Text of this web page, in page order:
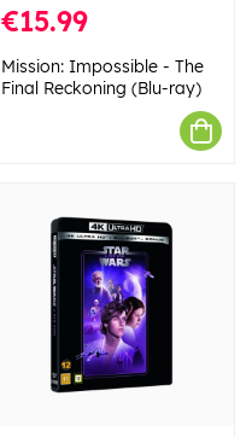
€15.99
Mission: Impossible - The
Final Reckoning (Blu-ray)